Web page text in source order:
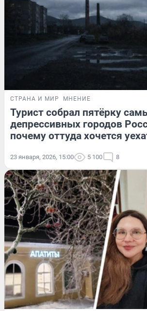
СТРАНА И МИР МНЕНИЕ
Турист собрал пятёрку
депрессивных городов
почему оттуда хочется
23 января, 2026, 15:00 5 100 8